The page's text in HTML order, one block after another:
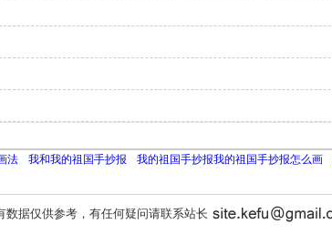
法 我和我的祖国手抄报 我的祖国手抄报我的祖国手抄报怎么画
据仅供参考，有任何疑问请联系站长